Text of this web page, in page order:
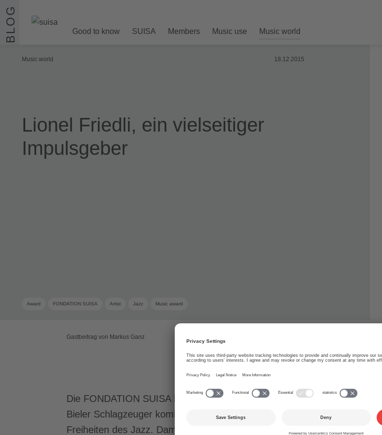
Skip to content
BLOG Good to know SUISA Members Music use Music world
Music world 18.12.2015
Lionel Friedli, ein vielseitiger
Impulsgeber
Award FONDATION SUISA Artist Jazz Music award
Gastbeitrag von Markus Ganz
Die FONDATION SUISA hat Lionel Friedli mit dem diesjährigen Jazzpreis
Bieler Schlagzeuger kombiniert in seinem dynamischen Spiel die Wucht
Freiheiten des Jazz. Damit prägt er die Musik vieler unterschiedlicher